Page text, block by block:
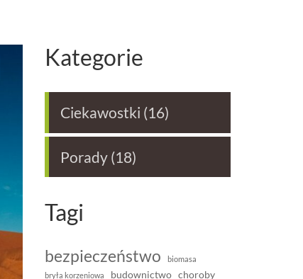
Kategorie
Ciekawostki (16)
Porady(18)
Tagi
bezpieczeństwo
biomasa
bryła korzeniowa
budownictwo choroby